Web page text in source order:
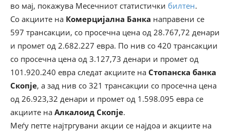
во мај, покажува Месечниот статистички билтен.
Со акциите на Комерцијална Банка направени се
597 трансакции, со просечна цена од 28.767,72 денари
и промет од 2.682.227 евра. По нив со 420 трансакции
со просечна цена од 3.127,73 денари и промет од
101.920.240 евра следат акциите на Стопанска банка
Скопје, а зад нив со 321 трансакции со просечна цена
од 26.923,32 денари и промет од 1.598.095 евра се
акциите на Алкалоид Скопје.
Меѓу петте најтргувани акции се најдоа и акциите на